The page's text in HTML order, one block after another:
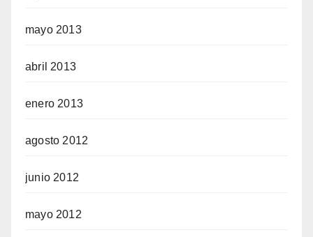
mayo 2013
abril 2013
enero 2013
agosto 2012
junio 2012
mayo 2012